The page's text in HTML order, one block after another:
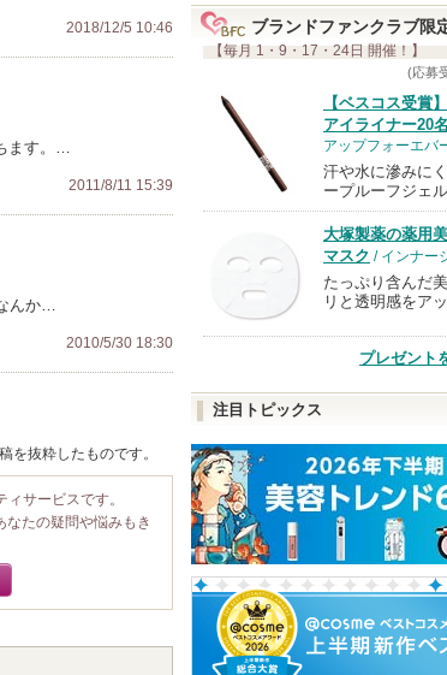
2018/12/5 10:46
ます。…
2011/8/11 15:39
んか…
2010/5/30 18:30
を抜粋したものです。
サービスです。
たの疑問や悩みもき
に
お
に
入
り
登
さ
れ
て
い
す
ブランドファンクラブ限
【毎月 1・9・17・24日 開催！】
(応募
【ベスコス受賞
アイライナー20
アップフォーエバ
汗や水に滲みに
ープルーフジェ
大塚製薬の薬用
マスク / インナー
たっぷり含んだ
リと透明感をア
プレゼント
注目トピックス